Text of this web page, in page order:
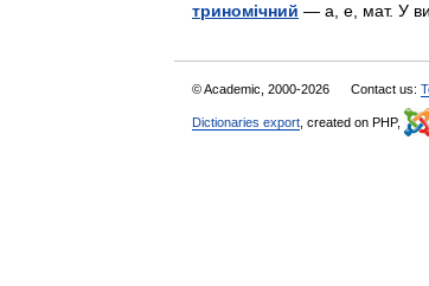
триномічний — а, е, мат. У
© Academic, 2000-2026 Contact us:
Dictionaries export , created on PHP,